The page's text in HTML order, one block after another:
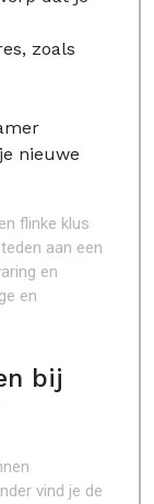
zoals
nieuwe
flinke klus
aan een
en
en
bij
vind je de